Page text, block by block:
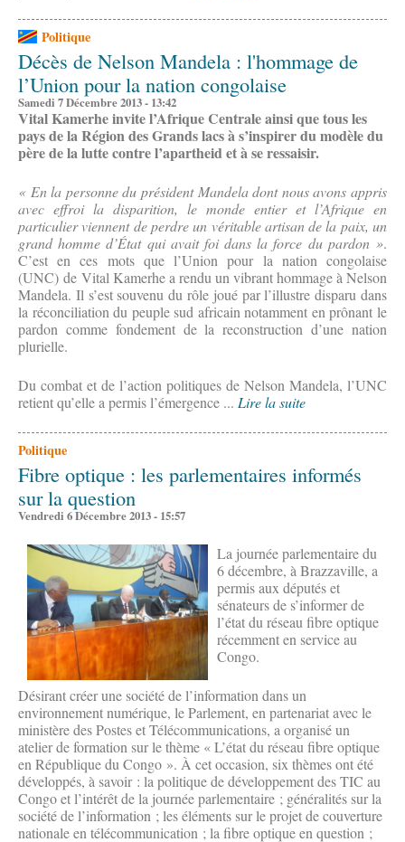
Politique
Décès de Nelson Mandela : l'hommage de
l’Union pour la nation congolaise
Samedi 7 Décembre 2013 - 13:42
Vital Kamerhe invite l’Afrique Centrale ainsi que tous les
pays de la Région des Grands lacs à s’inspirer du modèle du
père de la lutte contre l’apartheid et à se ressaisir.
« En la personne du président Mandela dont nous avons appris
avec effroi la disparition, le monde entier et l’Afrique en
particulier viennent de perdre un véritable artisan de la paix, un
grand homme d’État qui avait foi dans la force du pardon ».
C’est en ces mots que l’Union pour la nation congolaise
(UNC) de Vital Kamerhe a rendu un vibrant hommage à Nelson
Mandela. Il s’est souvenu du rôle joué par l’illustre disparu dans
la réconciliation du peuple sud africain notamment en prônant le
pardon comme fondement de la reconstruction d’une nation
plurielle.
Du combat et de l’action politiques de Nelson Mandela, l’UNC
retient qu’elle a permis l’émergence ... Lire la suite
Politique
Fibre optique : les parlementaires informés
sur la question
Vendredi 6 Décembre 2013 - 15:57
La journée parlementaire du
6 décembre, à Brazzaville, a
permis aux députés et
sénateurs de s’informer de
l’état du réseau fibre optique
récemment en service au
Congo.
Désirant créer une société de l’information dans un
environnement numérique, le Parlement, en partenariat avec le
ministère des Postes et Télécommunications, a organisé un
atelier de formation sur le thème « L’état du réseau fibre optique
en République du Congo ». À cet occasion, six thèmes ont été
développés, à savoir : la politique de développement des TIC au
Congo et l’intérêt de la journée parlementaire ; généralités sur la
société de l’information ; les éléments sur le projet de couverture
nationale en télécommunication ; la fibre optique en question ;